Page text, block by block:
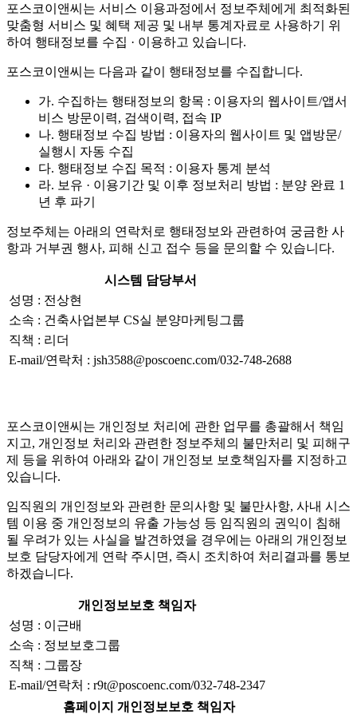
포스코이앤씨는 서비스 이용과정에서 정보주체에게 최적화된
맞춤형 서비스 및 혜택 제공 및 내부 통계자료로 사용하기 위
하여 행태정보를 수집 · 이용하고 있습니다.
포스코이앤씨는 다음과 같이 행태정보를 수집합니다.
가. 수집하는 행태정보의 항목 : 이용자의 웹사이트/앱서
비스 방문이력, 검색이력, 접속 IP
나. 행태정보 수집 방법 : 이용자의 웹사이트 및 앱방문/
실행시 자동 수집
다. 행태정보 수집 목적 : 이용자 통계 분석
라. 보유 · 이용기간 및 이후 정보처리 방법 : 분양 완료 1
년 후 파기
정보주체는 아래의 연락처로 행태정보와 관련하여 궁금한 사
항과 거부권 행사, 피해 신고 접수 등을 문의할 수 있습니다.
시스템 담당부서
성명 : 전상현
소속 : 건축사업본부 CS실 분양마케팅그룹
직책 : 리더
E-mail/연락처 : jsh3588@poscoenc.com/032-748-2688
포스코이앤씨는 개인정보 처리에 관한 업무를 총괄해서 책임
지고, 개인정보 처리와 관련한 정보주체의 불만처리 및 피해구
제 등을 위하여 아래와 같이 개인정보 보호책임자를 지정하고
있습니다.
임직원의 개인정보와 관련한 문의사항 및 불만사항, 사내 시스
템 이용 중 개인정보의 유출 가능성 등 임직원의 권익이 침해
될 우려가 있는 사실을 발견하였을 경우에는 아래의 개인정보
보호 담당자에게 연락 주시면, 즉시 조치하여 처리결과를 통보
하겠습니다.
개인정보보호 책임자
성명 : 이근배
소속 : 정보보호그룹
직책 : 그룹장
E-mail/연락처 : r9t@poscoenc.com/032-748-2347
홈페이지 개인정보보호 책임자